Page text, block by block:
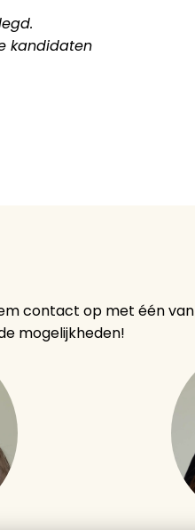
kandidaten
contact op met één van
mogelijkheden!